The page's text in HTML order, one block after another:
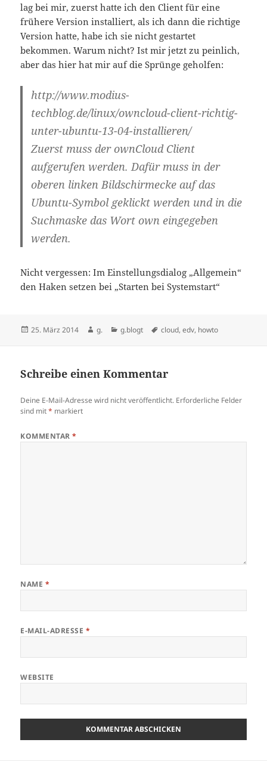
lag bei mir, zuerst hatte ich den Client für eine
frühere Version installiert, als ich dann die richtige
Version hatte, habe ich sie nicht gestartet
bekommen. Warum nicht? Ist mir jetzt zu peinlich,
aber das hier hat mir auf die Sprünge geholfen:
http://www.modius-
techblog.de/linux/owncloud-client-richtig-
unter-ubuntu-13-04-installieren/
Zuerst muss der ownCloud Client
aufgerufen werden. Dafür muss in der
oberen linken Bildschirmecke auf das
Ubuntu-Symbol geklickt werden und in die
Suchmaske das Wort own eingegeben
werden.
Nicht vergessen: Im Einstellungsdialog „Allgemein“
den Haken setzen bei „Starten bei Systemstart“
Veröffentlicht
25. März 2014 Autor
g. Kategorien
g.blogt Schlagwörter
cloud,edv, howto
Schreibe einen Kommentar
Deine E-Mail-Adresse wird nicht veröffentlicht. Erforderliche Felder
sind mit* markiert
KOMMENTAR*
NAME *
E-MAIL-ADRESSE *
WEBSITE